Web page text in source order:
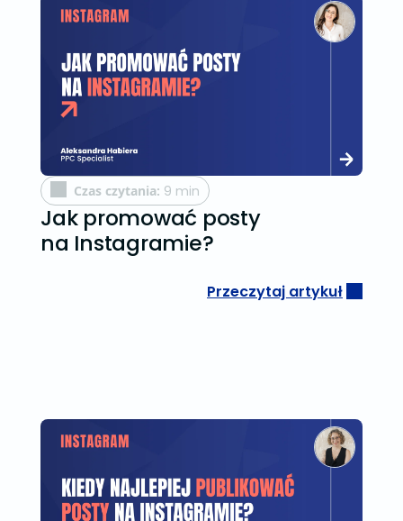
Czas czytania: 9 min
Jak promować posty
na Instagramie?
Przeczytaj artykuł